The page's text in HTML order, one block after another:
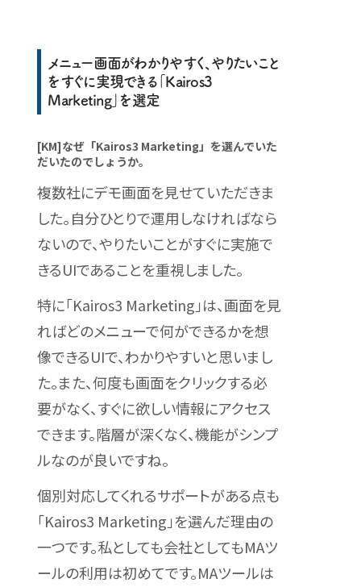
メニュー画面がわかりやすく、やりたいこと
をすぐに実現できる「Kairos3
Marketing」を選定
[KM]なぜ「Kairos3 Marketing」を選んでいた
だいたのでしょうか。
複数社にデモ画面を見せていただきま
した。自分ひとりで運用しなければなら
ないので、やりたいことがすぐに実施で
きるUIであることを重視しました。
特に「Kairos3 Marketing」は、画面を見
ればどのメニューで何ができるかを想
像できるUIで、わかりやすいと思いまし
た。また、何度も画面をクリックする必
要がなく、すぐに欲しい情報にアクセス
できます。階層が深くなく、機能がシンプ
ルなのが良いですね。
個別対応してくれるサポートがある点も
「Kairos3 Marketing」を選んだ理由の
一つです。私としても会社としてもMAツ
ールの利用は初めてです。MAツールは